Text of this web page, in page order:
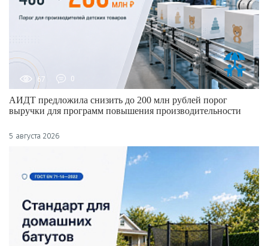
67 0
АИДТ предложила снизить до 200 млн рублей порог
выручки для программ повышения производительности
5 августа 2026